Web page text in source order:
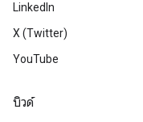
LinkedIn
X (Twitter)
YouTube
บิวด์